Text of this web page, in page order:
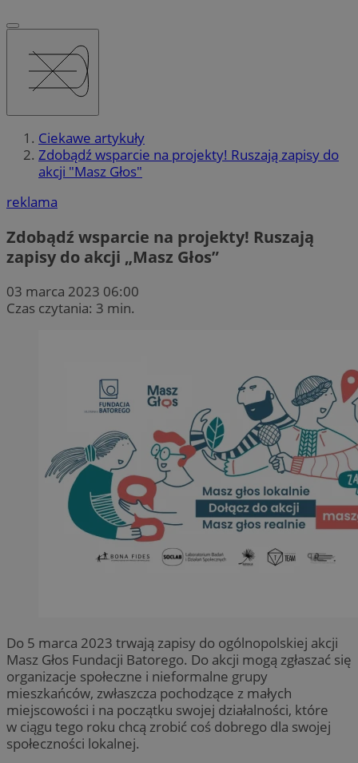
Ciekawe artykuły
Zdobądź wsparcie na projekty! Ruszają zapisy do
akcji "Masz Głos"
reklama
Zdobądź wsparcie na projekty! Ruszają
zapisy do akcji „Masz Głos”
03 marca 2023 06:00
Czas czytania: 3 min.
Do 5 marca 2023 trwają zapisy do ogólnopolskiej akcji
Masz Głos Fundacji Batorego. Do akcji mogą zgłaszać się
organizacje społeczne i nieformalne grupy
mieszkańców, zwłaszcza pochodzące z małych
miejscowości i na początku swojej działalności, które
w ciągu tego roku chcą zrobić coś dobrego dla swojej
społeczności lokalnej.